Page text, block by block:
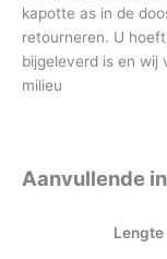
kapotte as in de
retourneren. U
bijgeleverd is en wij
milieu
Aanvullende
Lengte